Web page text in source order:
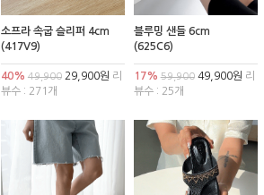
소프라 속굽 슬리퍼 4cm
(417V9)
40% 49,90029,900원 리
뷰수 : 271개
블루밍 샌들 6cm
(625C6)
17% 59,90049,900원 리
뷰수 : 25개